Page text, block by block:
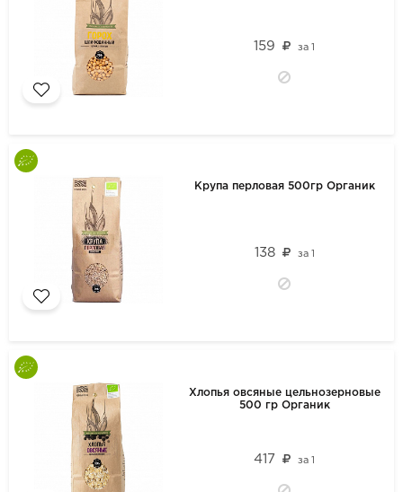
159 за1
Крупа перловая 500гр Органик
138 за 1
Хлопья овсяные цельнозерновые
500 гр Органик
417 за1